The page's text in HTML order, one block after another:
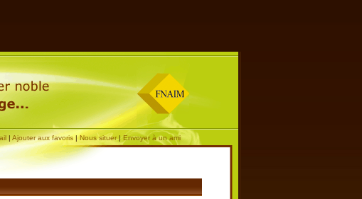
| Ajouter aux favoris |Nous situer|Envoyer à un ami